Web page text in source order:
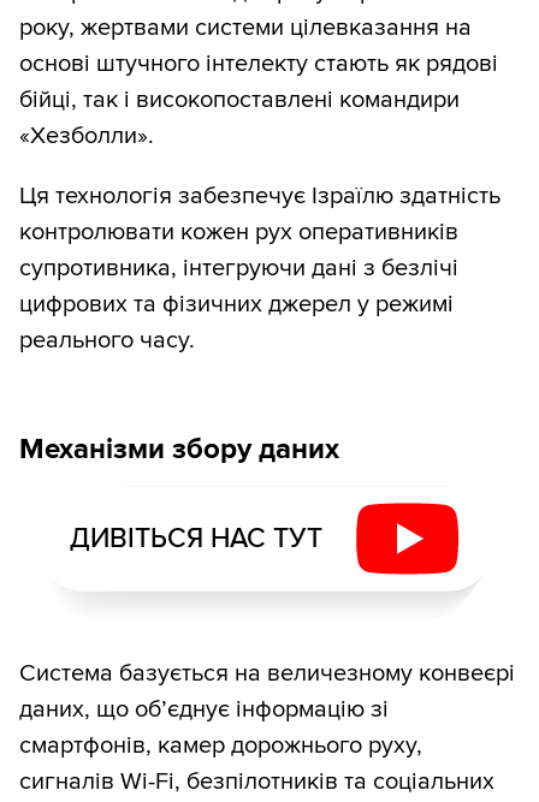
року, жертвами системи цілевказання на
основі штучного інтелекту стають як рядові
бійці, так і високопоставлені командири
«Хезболли».
Ця технологія забезпечує Ізраїлю здатність
контролювати кожен рух оперативників
супротивника, інтегруючи дані з безлічі
цифрових та фізичних джерел у режимі
реального часу.
Механізми збору даних
ДИВІТЬСЯ НАС ТУТ
Система базується на величезному конвеєрі
даних, що об’єднує інформацію зі
смартфонів, камер дорожнього руху,
сигналів Wi-Fi, безпілотників та соціальних